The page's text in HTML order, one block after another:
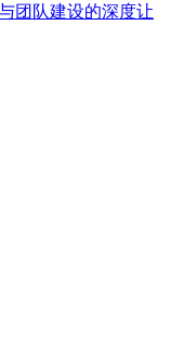
团队建设的深度让